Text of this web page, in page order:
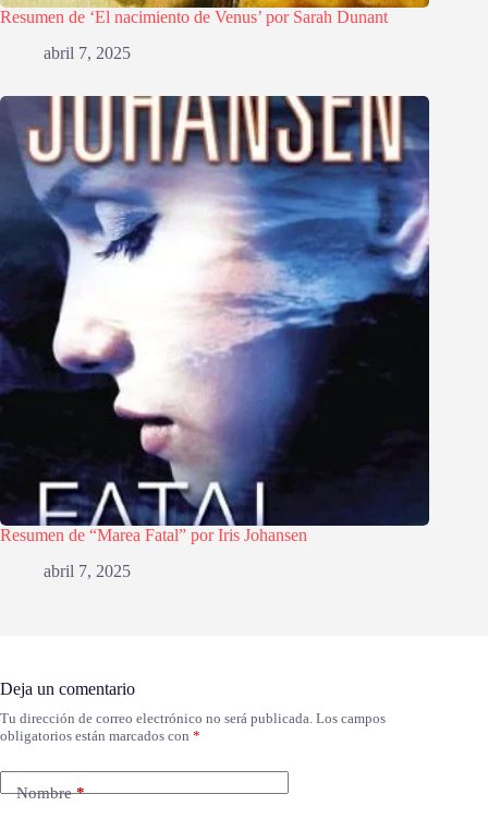
Resumen de ‘El nacimiento de Venus’ por Sarah Dunant
abril 7, 2025
Resumen de “Marea Fatal” por Iris Johansen
abril 7, 2025
Deja un comentario
Tu dirección de correo electrónico no será publicada. Los campos
obligatorios están marcados con *
Nombre*